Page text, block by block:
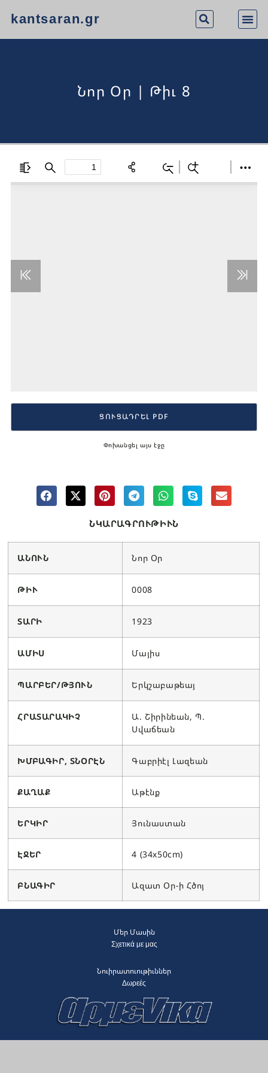
kantsaran.gr
Նոր Օր | Թիւ 8
ՆԿԱՐԱԳՐՈՒԹԻՒՆ
ԱՆՈՒՆ Նոր Օր
ԹԻՒ 0008
ՏԱՐԻ 1923
ԱՄԻՍ Մայիս
ՊԱՐԲԵՐ/ԹՅՈՒՆ Երկշաբաթեայ
ՀՐԱՏԱՐԱԿԻՉ
Ա. Շիրինեան, Պ.
Սվաճեան
ԽՄԲԱԳԻՐ, ՏՆՕՐԷՆ Գաբրիէլ Լազեան
ՔԱՂԱՔ Աթէնք
ԵՐԿԻՐ Յունաստան
ԷՋԵՐ 4 (34x50cm)
ԲՆԱԳԻՐ Ազատ Օր-ի Հծոյ
Փոխանցել այս էջը
ՑՈՒՑԱԴՐԵԼ PDF
Մեր Մասին
Σχετικά με μας
Նուիրատուութիւններ
Δωρεές